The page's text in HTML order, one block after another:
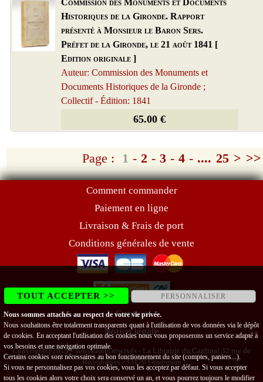
Historiques de la Gironde. Rapport
présenté à Monsieur le Baron Sers.
Préfet de la Gironde, le 21 août 1841 [
Edition originale ]
Auteur: Commission des Monuments et
Documents Historiques de la Gironde ;
Collectif - Édition: 1841
65.00 €
Page : 1 - 2 - 3 - 4 - .... 25 > >>
Comment commander
Paiement en ligne
Livraison & Frais de port
Conditions générales de vente
Contact
Notice légale
Copyright@2019 - Tous droits réservés - La Librairie du Cardinal 32 rue de
Bénédigues - 33170 Gradignan
TOUT ACCEPTER >> PERSONNALISER
Nous sommes attachés au respect de votre vie privée.
Nous souhaitons être totalement transparents quant à l'utilisation de vos données via le dépôt
de cookies. En acceptant l'utilisation des cookies nous vous proposerons un service adapté à
vos besoins et une navigation optimale.
Certains cookies sont nécessaires au bon fonctionnement du site (comptes, paniers...).
Si vous ne personnalisez pas vos cookies, vous les acceptez par défaut. Si vous accepter
tous les cookies alors votre choix sera conservé un an, et vous pourrez toujours le modifier